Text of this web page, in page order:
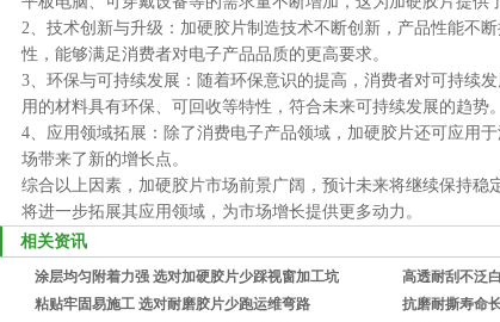
2、技术创新与升级：加硬胶片制造技术不断创新，产品性能不
性，能够满足消费者对电子产品品质的更高要求。
3、环保与可持续发展：随着环保意识的提高，消费者对可持续
用的材料具有环保、可回收等特性，符合未来可持续发展的趋势。
4、应用领域拓展：除了消费电子产品领域，加硬胶片还可应用
场带来了新的增长点。
综合以上因素，加硬胶片市场前景广阔，预计未来将继续保持稳
将进一步拓展其应用领域，为市场增长提供更多动力。
相关资讯
涂层均匀附着力强 选对加硬胶片少踩视窗加工坑
高透耐刮不泛
粘贴牢固易施工 选对耐磨胶片少跑运维弯路
抗磨耐撕寿命